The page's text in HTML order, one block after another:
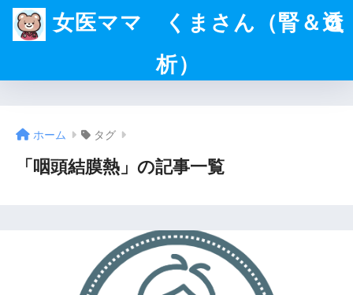
女医ママ くまさん（腎＆透
析）
ホーム タグ
「咽頭結膜熱」の記事一覧